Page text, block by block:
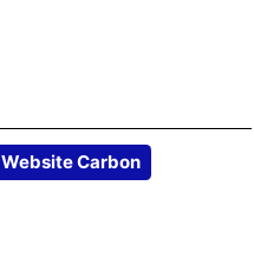
Website Carbon